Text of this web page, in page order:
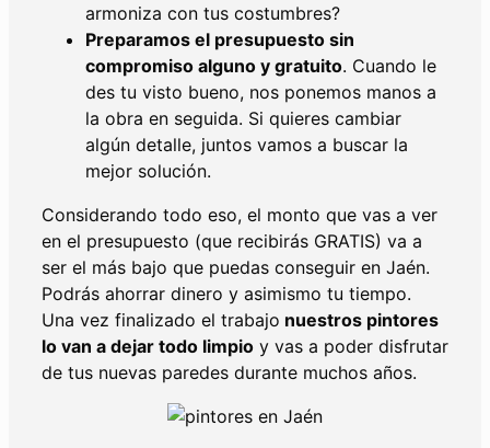
armoniza con tus costumbres?
Preparamos el presupuesto sin
compromiso alguno y gratuito. Cuando le
des tu visto bueno, nos ponemos manos a
la obra en seguida. Si quieres cambiar
algún detalle, juntos vamos a buscar la
mejor solución.
Considerando todo eso, el monto que vas a ver
en el presupuesto (que recibirás GRATIS) va a
ser el más bajo que puedas conseguir en Jaén.
Podrás ahorrar dinero y asimismo tu tiempo.
Una vez finalizado el trabajo nuestros pintores
lo van a dejar todo limpio y vas a poder disfrutar
de tus nuevas paredes durante muchos años.